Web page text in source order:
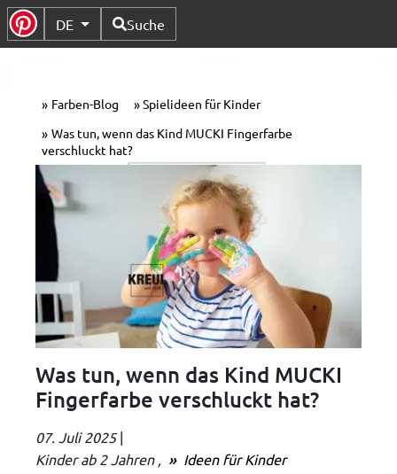
Untermenü Umschalten
DE Verfügbare Sprachen
Suche
Farben-Blog
Spielideen für Kinder
Was tun, wenn das Kind MUCKI Fingerfarbe
verschluckt hat?
Was tun, wenn das Kind MUCKI
Fingerfarbe verschluckt hat?
07. Juli 2025 |
Kinder ab 2 Jahren
Ideen für Kinder